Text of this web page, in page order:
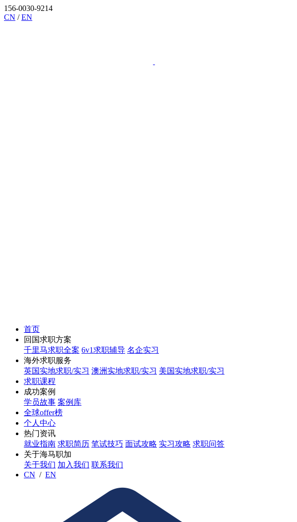
156-0030-9214
CN /EN
首页
回国求职方案
千里马求职全案 6v1求职辅导 名企实习
海外求职服务
英国实地求职/实习 澳洲实地求职/实习 美国实地求职/实习
求职课程
成功案例
学员故事 案例库
全球offer榜
个人中心
热门资讯
就业指南 求职简历 笔试技巧 面试攻略 实习攻略 求职问答
关于海马职加
关于我们 加入我们 联系我们
CN / EN